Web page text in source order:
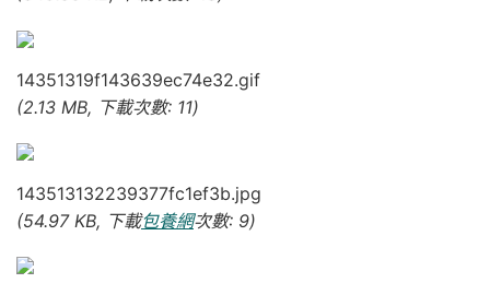
14351319f143639ec74e32.gif
(2.13 MB, 下載次數: 11)
143513132239377fc1ef3b.jpg
(54.97 KB, 下載包養網次數: 9)